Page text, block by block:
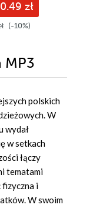
zł
(-10%)
MP3
polskich
W
wydał
w setkach
łączy
tematami
fizyczna i
W swoim